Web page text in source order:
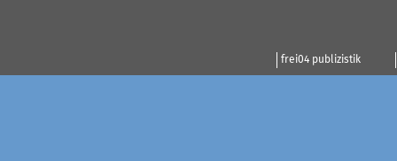
frei04 publizistik